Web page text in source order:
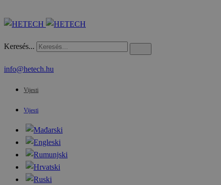
Keresés...
info@hetech.hu
Vijesti
Vijesti